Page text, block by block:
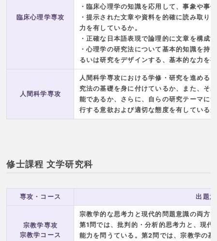
臨床心理学専攻
・臨床心理学の知識を応用して、事象や事
・提示された文章や資料を的確に読み取り
力を有しているか。
・正確な日本語表現で論理的に文章を構成
・心理学の研究法について基本的知識を持
るいは研究をデザインする、基本的な力を
人間科学専攻
人間科学専攻における学修・研究を進める
究法の基礎を身に付けているか、また、そ
能であるか、さらに、自らの研究テーマに
行する意欲および適切な態度を有している
修士課程 文学研究科
専攻・コース 出題
宗教学専攻
宗教学コース
宗教学的な思考力と現代的問題意識の両方
第1問では、批判的・分析的思考力と、現
能力を問うている。第2問では、宗教学の